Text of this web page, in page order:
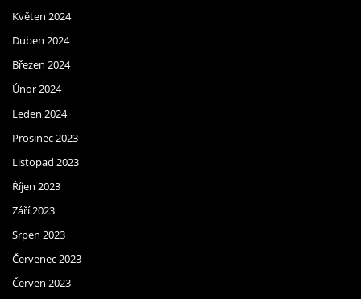
Květen 2024
Duben 2024
Březen 2024
Únor 2024
Leden 2024
Prosinec 2023
Listopad 2023
Říjen 2023
Září 2023
Srpen 2023
Červenec 2023
Červen 2023